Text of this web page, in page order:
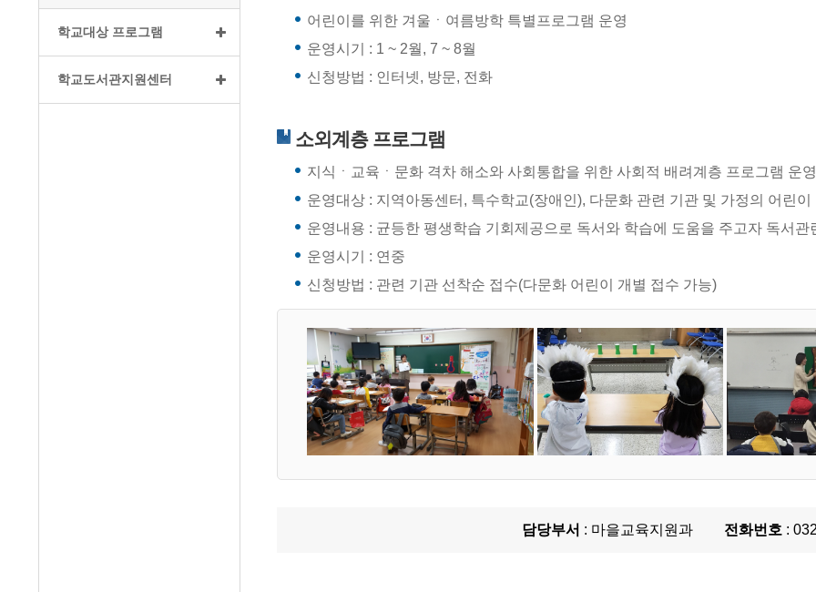
학교대상 프로그램
학교도서관지원센터
어린이를 위한 겨울ㆍ여름방학 특별프로그램 운영
운영시기 : 1 ~ 2월, 7 ~ 8월
신청방법 : 인터넷, 방문, 전화
소외계층 프로그램
지식ㆍ교육ㆍ문화 격차 해소와 사회통합을 위한 사회적 배려계층 프로그램 운영
운영대상 : 지역아동센터, 특수학교(장애인), 다문화 관련 기관 및 가정의 어린이
운영내용 : 균등한 평생학습 기회제공으로 독서와 학습에 도움을 주고자 독서관
운영시기 : 연중
신청방법 : 관련 기관 선착순 접수(다문화 어린이 개별 접수 가능)
담당부서 : 마을교육지원과 전화번호 :